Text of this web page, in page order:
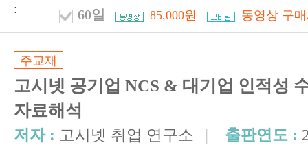
:
60일 85,000원 동영상 구
주교재
고시넷 공기업 NCS & 대기업 인적성
자료해석
저자 : 고시넷 취업 연구소 | 출판연도 :